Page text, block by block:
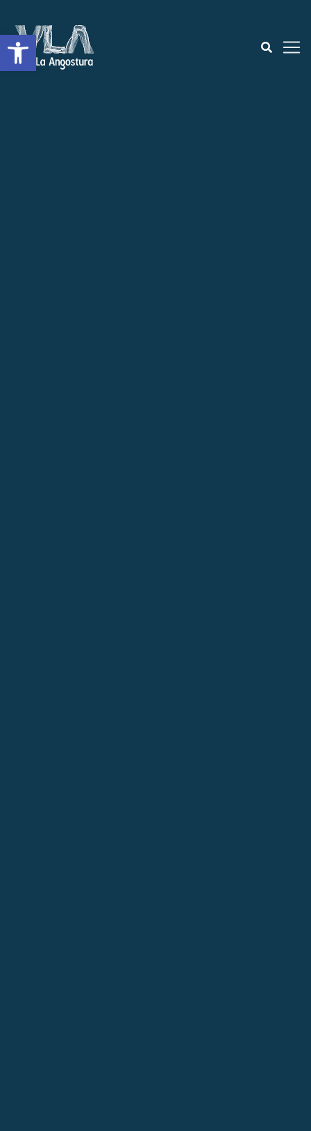
Abrir a barra de ferramentas